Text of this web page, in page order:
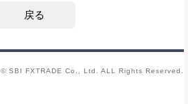
© SBI FXTRADE Co., Ltd. ALL Rights Reserved.